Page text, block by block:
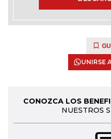
UNIRSE
CONOZCA LOS
NUESTROS